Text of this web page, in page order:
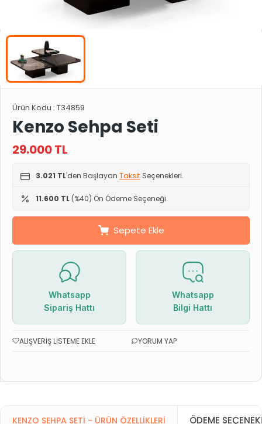
Ürün Kodu : T34859
Kenzo Sehpa Seti
29.000TL
3.021 TL'den Başlayan Taksit Seçenekleri.
11.600 TL (%40) Ön Ödeme Seçeneği.
Sepete Ekle
Whatsapp
Sipariş Hattı
Whatsapp
Bilgi Hattı
ALIŞVERIŞ LISTEME EKLE YORUM YAP
KENZO SEHPA SETI - ÜRÜN ÖZELLIKLERI ÖDEME